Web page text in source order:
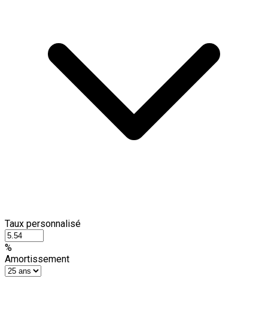
Taux personnalisé
%
Amortissement